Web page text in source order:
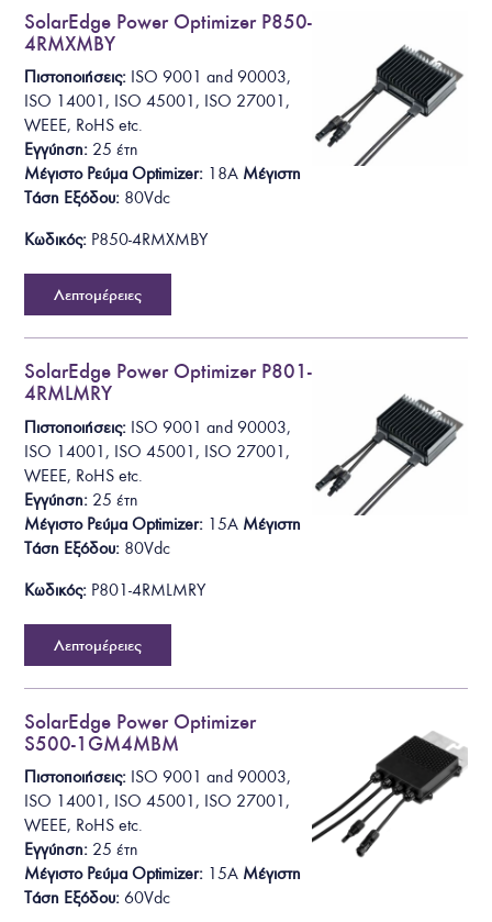
SolarEdge Power Optimizer P850-
4RMXMBY
Πιστοποιήσεις: ISO 9001 and 90003,
ISO 14001, ISO 45001, ISO 27001,
WEEE, RoHSetc.
Εγγύηση: 25 έτη
Μέγιστο Ρεύμα Optimizer: 18A Μέγιστη
Τάση Εξόδου: 80Vdc
Κωδικός: P850-4RMXMBY
Λεπτομέρειες
SolarEdge Power Optimizer P801-
4RMLMRY
Πιστοποιήσεις: ISO 9001 and 90003,
ISO 14001, ISO 45001, ISO 27001,
WEEE, RoHSetc.
Εγγύηση: 25 έτη
Μέγιστο Ρεύμα Optimizer: 15A Μέγιστη
Τάση Εξόδου: 80Vdc
Κωδικός: P801-4RMLMRY
Λεπτομέρειες
SolarEdge Power Optimizer
S500-1GM4MBM
Πιστοποιήσεις: ISO 9001 and 90003,
ISO 14001, ISO 45001, ISO 27001,
WEEE, RoHSetc.
Εγγύηση: 25 έτη
Μέγιστο Ρεύμα Optimizer: 15A Μέγιστη
Τάση Εξόδου: 60Vdc